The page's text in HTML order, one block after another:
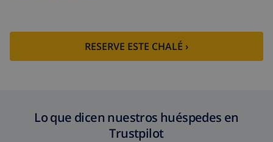
RESERVE ESTE CHALÉ ›
Lo que dicen nuestros huéspedes en
Trustpilot